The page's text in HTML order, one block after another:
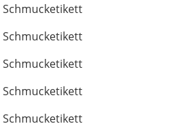
Schmucketikett
Schmucketikett
Schmucketikett
Schmucketikett
Schmucketikett